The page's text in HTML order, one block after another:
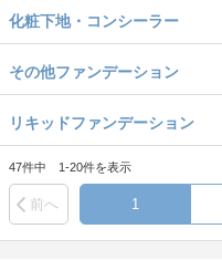
化粧下地・コンシーラー
その他ファンデーション
リキッドファンデーション
47件中 1-20件を表示
1
前へ